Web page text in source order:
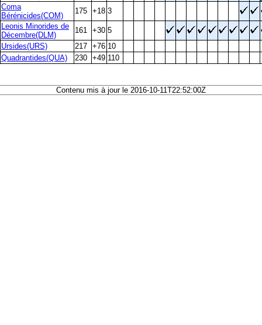
Coma
Bérénicides(COM)
175 +18 3
Leonis Minorides de
Décembre(DLM)
161 +30 5
Ursides(URS)
217 +76 10
Quadrantides(QUA)
230 +49 110
Contenu mis à jour le 2016-10-11T22:52:00Z